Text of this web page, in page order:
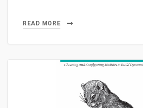
READ MORE